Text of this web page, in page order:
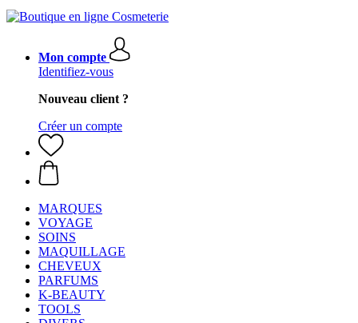
Mon compte
Identifiez-vous
Nouveau client ?
Créer un compte
MARQUES
VOYAGE
SOINS
MAQUILLAGE
CHEVEUX
PARFUMS
K-BEAUTY
TOOLS